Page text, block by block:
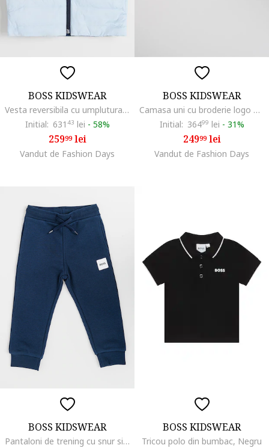
BOSS KIDSWEAR
Vesta reversibila cu umplutura cu puf, Albastru pastel
Initial: 631 43 lei - 58%
25999lei
Vandut de Fashion Days
BOSS KIDSWEAR
Camasa uni cu broderie logo discreta, Albastru deschis
Initial: 36499 lei - 31%
24999lei
Vandut de Fashion Days
BOSS KIDSWEAR
Pantaloni de trening cu snur si aplicatie logo, Bleumarin
BOSS KIDSWEAR
Tricou polo din bumbac, Negru